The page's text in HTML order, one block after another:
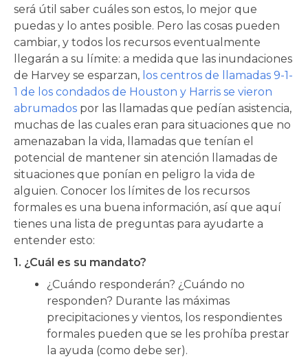
será útil saber cuáles son estos, lo mejor que
puedas y lo antes posible. Pero las cosas pueden
cambiar, y todos los recursos eventualmente
llegarán a su límite: a medida que las inundaciones
de Harvey se esparzan, los centros de llamadas 9-1-
1 de los condados de Houston y Harris se vieron
abrumados por las llamadas que pedían asistencia,
muchas de las cuales eran para situaciones que no
amenazaban la vida, llamadas que tenían el
potencial de mantener sin atención llamadas de
situaciones que ponían en peligro la vida de
alguien. Conocer los límites de los recursos
formales es una buena información, así que aquí
tienes una lista de preguntas para ayudarte a
entender esto:
1. ¿Cuál es su mandato?
¿Cuándo responderán? ¿Cuándo no
responden? Durante las máximas
precipitaciones y vientos, los respondientes
formales pueden que se les prohíba prestar
la ayuda (como debe ser).